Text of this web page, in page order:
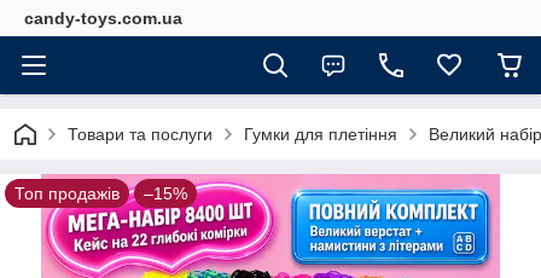
candy-toys.com.ua
Товари та послуги Гумки для плетіння Великий
Топ продажів –15%